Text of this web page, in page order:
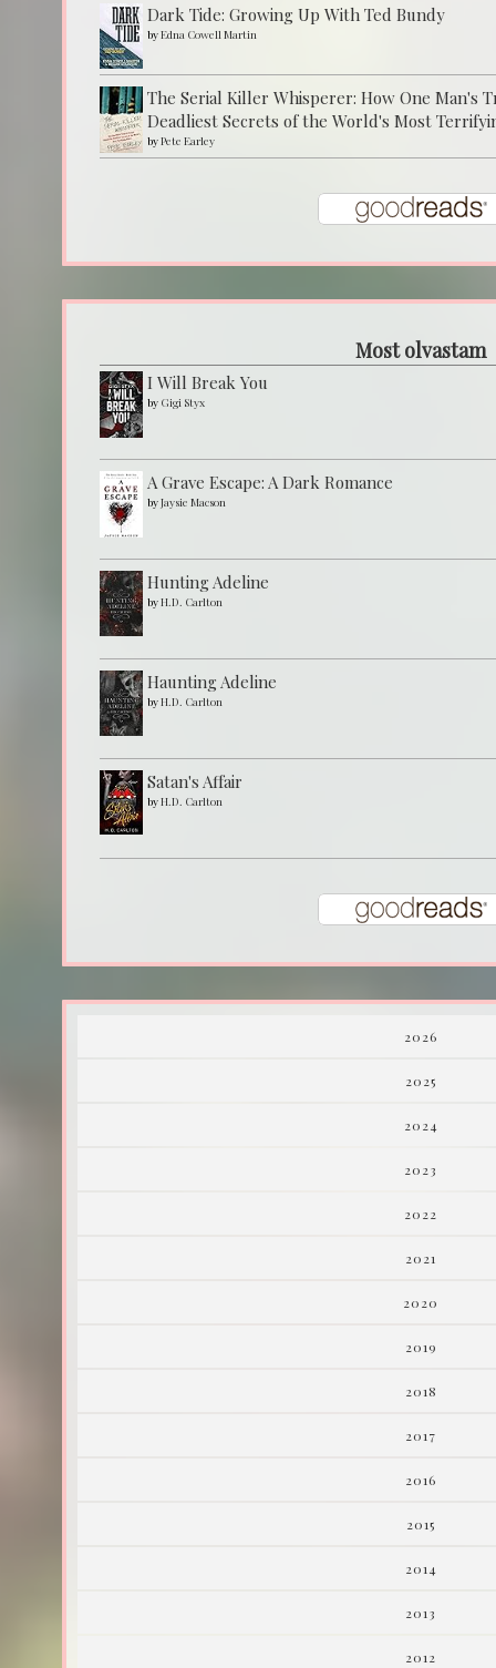
Dark Tide: Growing Up With Ted Bundy
byEdna Cowell Martin
The Serial Killer Whisperer: How One Man's
Deadliest Secrets of the World's Most
byPete Earley
Most olvastam
I Will Break You
by Gigi Styx
A Grave Escape: A Dark Romance
byJaysie Macson
Hunting Adeline
byH.D. Carlton
Haunting Adeline
byH.D. Carlton
Satan's Affair
byH.D. Carlton
2026
2025
2024
2023
2022
2021
2020
2019
2018
2017
2016
2015
2014
2013
2012